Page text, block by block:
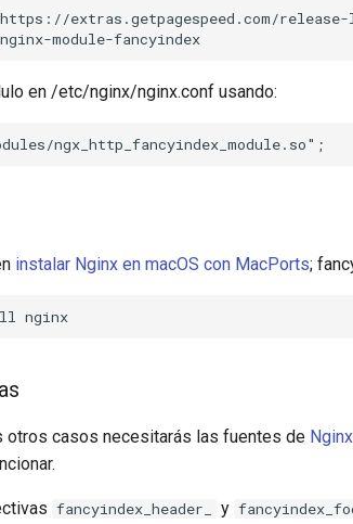
extras.getpagespeed.com/
en /etc/nginx/nginx.conf usando:
instalar Nginx en macOS con MacPorts;
otros casos necesitarás las fuentes de Nginx
fancyindex_header_ y